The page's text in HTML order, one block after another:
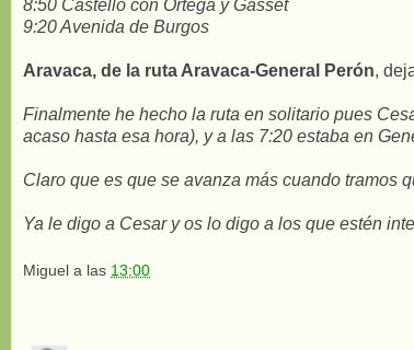
8:50 Castelló con Ortega y Gasset
9:20 Avenida de Burgos
Aravaca, de la ruta Aravaca-General Perón,
Finalmente he hecho la ruta en solitario pues
acaso hasta esa hora), y a las 7:20 estaba en
Claro que es que se avanza más cuando tramos
Ya le digo a Cesar y os lo digo a los que estén
Miguel a las 13:00